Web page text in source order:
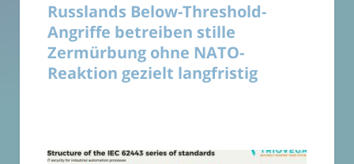
Russlands Below-Threshold-
Angriffe betreiben stille
Zermürbung ohne NATO-
Reaktion gezielt langfristig